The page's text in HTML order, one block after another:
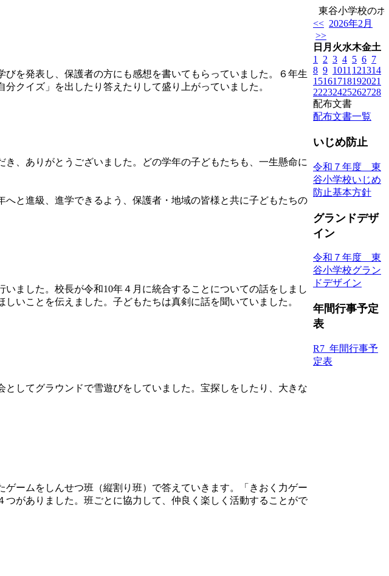
東谷小学校のホ
を発表し、保護者の方にも感想を書いてもらっていました。６年生
クイズ」を出したり答えたりして盛り上がっていました。
、ありがとうございました。どの学年の子どもたちも、一生懸命に
と進級、進学できるよう、保護者・地域の皆様と共に子どもたちの
ました。校長が令和10年４月に統合することについての話をしまし
いことを伝えました。子どもたちは真剣に話を聞いていました。
してグラウンドで雪遊びをしていました。宝探しをしたり、大きな
ームをしんせつ班（縦割り班）で答えていきます。「きおく力ゲー
がありました。班ごとに協力して、仲良く楽しく活動することがで
<< 2026年2月
>>
日 月 火水木金土
1
2 3 4 5 6 7
8 9 1011 121314
15161718192021
22232425262728
配布文書
配布文書一覧
いじめ防止
令和７年度 東
谷小学校いじめ
防止基本方針
グランドデザ
イン
令和７年度 東
谷小学校グラン
ドデザイン
年間行事予定
表
R7_年間行事予
定表